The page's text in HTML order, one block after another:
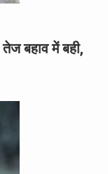
बहाव में बही,